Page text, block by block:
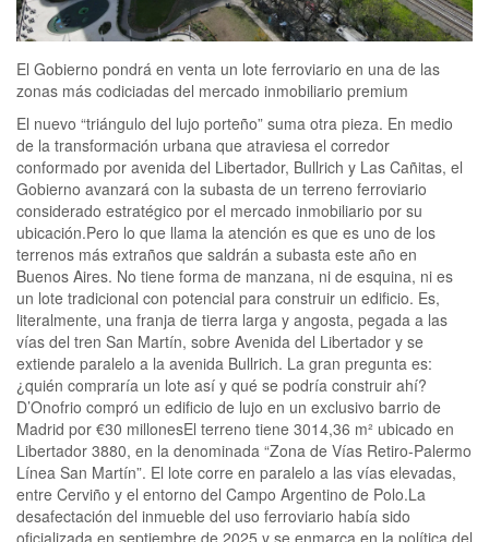
El Gobierno pondrá en venta un lote ferroviario en una de las
zonas más codiciadas del mercado inmobiliario premium
El nuevo “triángulo del lujo porteño” suma otra pieza. En medio
de la transformación urbana que atraviesa el corredor
conformado por avenida del Libertador, Bullrich y Las Cañitas, el
Gobierno avanzará con la subasta de un terreno ferroviario
considerado estratégico por el mercado inmobiliario por su
ubicación.Pero lo que llama la atención es que es uno de los
terrenos más extraños que saldrán a subasta este año en
Buenos Aires. No tiene forma de manzana, ni de esquina, ni es
un lote tradicional con potencial para construir un edificio. Es,
literalmente, una franja de tierra larga y angosta, pegada a las
vías del tren San Martín, sobre Avenida del Libertador y se
extiende paralelo a la avenida Bullrich. La gran pregunta es:
¿quién compraría un lote así y qué se podría construir ahí?
D’Onofrio compró un edificio de lujo en un exclusivo barrio de
Madrid por €30 millonesEl terreno tiene 3014,36 m² ubicado en
Libertador 3880, en la denominada “Zona de Vías Retiro-Palermo
Línea San Martín”. El lote corre en paralelo a las vías elevadas,
entre Cerviño y el entorno del Campo Argentino de Polo.La
desafectación del inmueble del uso ferroviario había sido
oficializada en septiembre de 2025 y se enmarca en la política del